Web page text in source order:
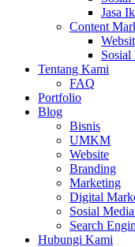
Jasa
Content
Tentang Kami
FAQ
Portfolio
Blog
Bisnis
UMKM
Website
Branding
Marketing
Digital
Sosial
Search
Hubungi Kami